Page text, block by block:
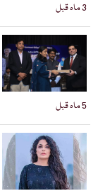
3 ماہ قبل
5 ماہ قبل